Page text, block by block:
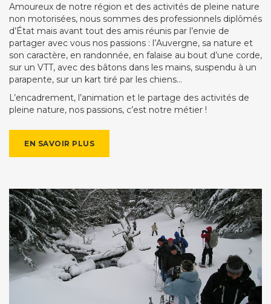
Amoureux de notre région et des activités de pleine nature
non motorisées, nous sommes des professionnels diplômés
d’État mais avant tout des amis réunis par l’envie de
partager avec vous nos passions : l’Auvergne, sa nature et
son caractère, en randonnée, en falaise au bout d’une corde,
sur un VTT, avec des bâtons dans les mains, suspendu à un
parapente, sur un kart tiré par les chiens…
L’encadrement, l’animation et le partage des activités de
pleine nature, nos passions, c’est notre métier !
EN SAVOIR PLUS